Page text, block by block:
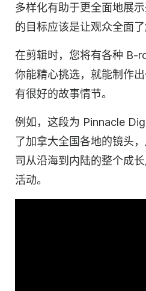
多样化有助于更全面地展
的目标应该是让观众全面
在剪辑时，您将有各种 B-
你能精心挑选，就能制作
有很好的故事情节。
例如，这段为 Pinnacle
了加拿大全国各地的镜头
司从沿海到内陆的整个成
活动。